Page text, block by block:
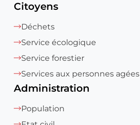
Citoyens
Déchets
Service écologique
Service forestier
Services aux personnes agées
Administration
Population